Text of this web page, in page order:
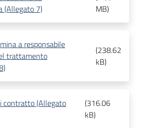
(Allegato 7)
MB)
a responsabile
trattamento
(238.62
kB)
contratto (Allegato
(316.06
kB)